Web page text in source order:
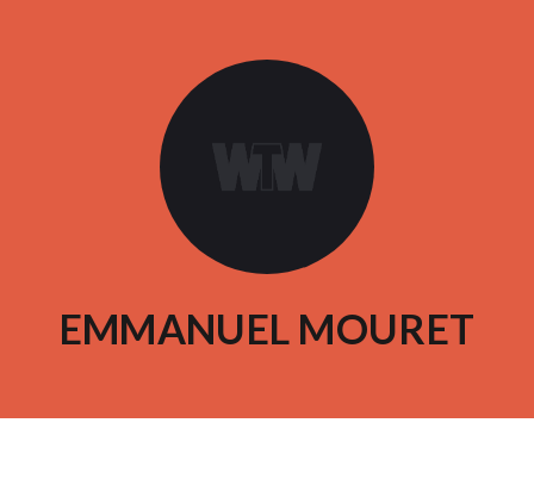
EMMANUEL MOURET